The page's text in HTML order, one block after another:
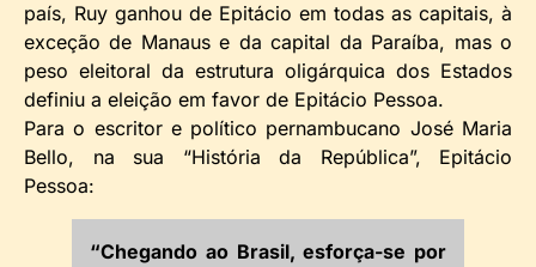
país, Ruy ganhou de Epitácio em todas as capitais, à
exceção de Manaus e da capital da Paraíba, mas o
peso eleitoral da estrutura oligárquica dos Estados
definiu a eleição em favor de Epitácio Pessoa.
Para o escritor e político pernambucano José Maria
Bello, na sua “História da República”, Epitácio
Pessoa:
“Chegando ao Brasil, esforça-se por